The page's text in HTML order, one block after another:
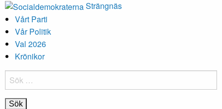
Strängnäs
Vårt Parti
Vår Politik
Val 2026
Krönikor
Sök
efter: